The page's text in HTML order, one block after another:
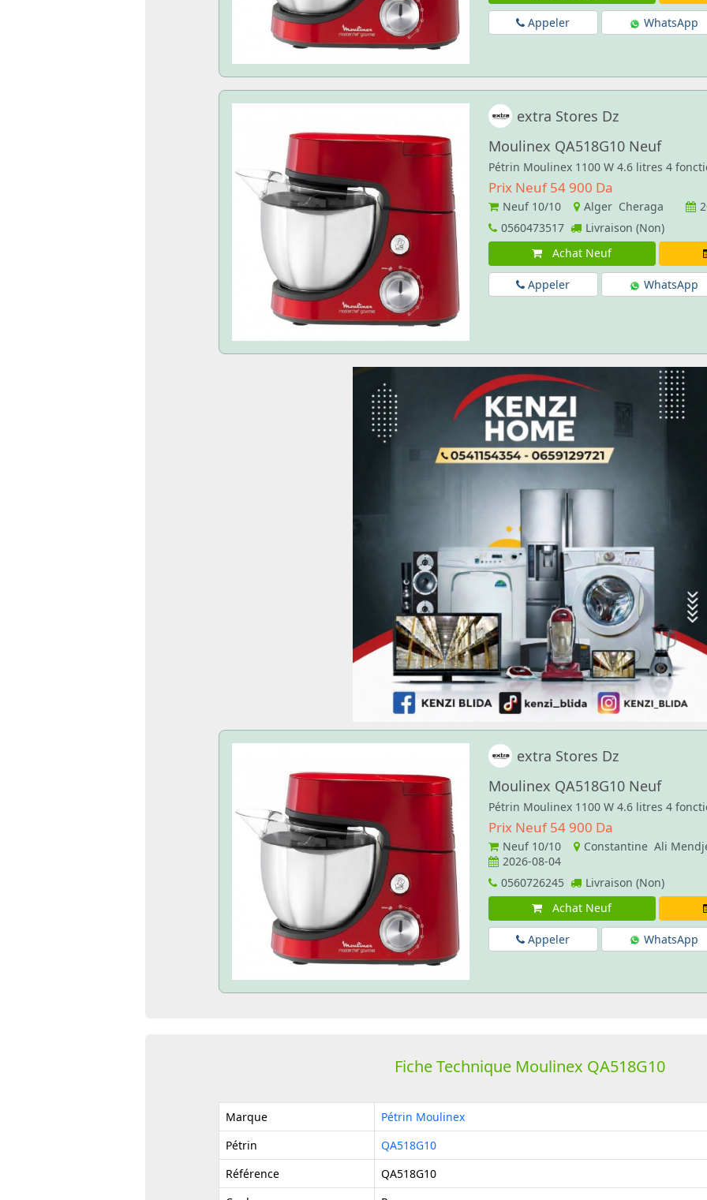
Appeler WhatsApp
extra Stores Dz
Moulinex QA518G10 Neuf
Pétrin Moulinex 1100 W 4.6 litres 4
Prix Neuf 54 900 Da
Neuf 10/10 Alger Cheraga
0560473517
Livraison (Non)
Achat Neuf
Appeler WhatsApp
extra Stores Dz
Moulinex QA518G10 Neuf
Pétrin Moulinex 1100 W 4.6 litres 4
Prix Neuf 54 900 Da
Neuf 10/10
Constantine Ali
2026-08-04
0560726245
Livraison (Non)
Achat Neuf
Appeler WhatsApp
Fiche Technique Moulinex QA518G10
Marque
Pétrin Moulinex
Pétrin
QA518G10
Référence
QA518G10